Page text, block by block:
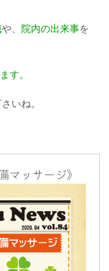
や、 院内の出来事を
す。
いね。
マッサージ》